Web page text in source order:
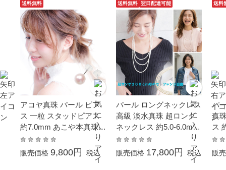
送料無料
アコヤ真珠 パール ピア
ス 一粒 スタッドピアス
約7.0mm あこや本真珠
ホワイトゴールド K14W
G 結婚式 葬儀 冠婚葬祭
成人式 卒業式 入学式 母
販売価格 9,800円 税込
送料無料 翌日配達可能
パール ロングネックレス
高級 淡水真珠 超ロング
ネックレス 約5.0-6.0mm
200cm シンチュウ 結婚
式 冠婚葬祭 本真珠 成人
式 卒業式 入学式 母の日
販売価格 17,800円 税込
送料
パ
真
ス
ー
結
販